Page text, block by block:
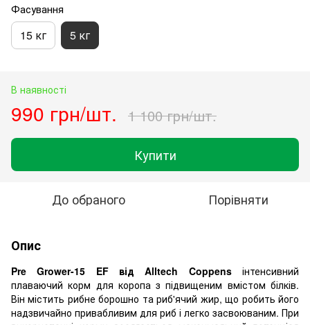
Фасування
15 кг 5 кг
В наявності
990 грн/шт. 1 100 грн/шт.
Купити
До обраного Порівняти
Опис
Pre Grower-15 EF від Alltech Coppensінтенсивний
плаваючий корм для коропа з підвищеним вмістом білків.
Він містить рибне борошно та риб'ячий жир, що робить його
надзвичайно привабливим для риб і легко засвоюваним. При